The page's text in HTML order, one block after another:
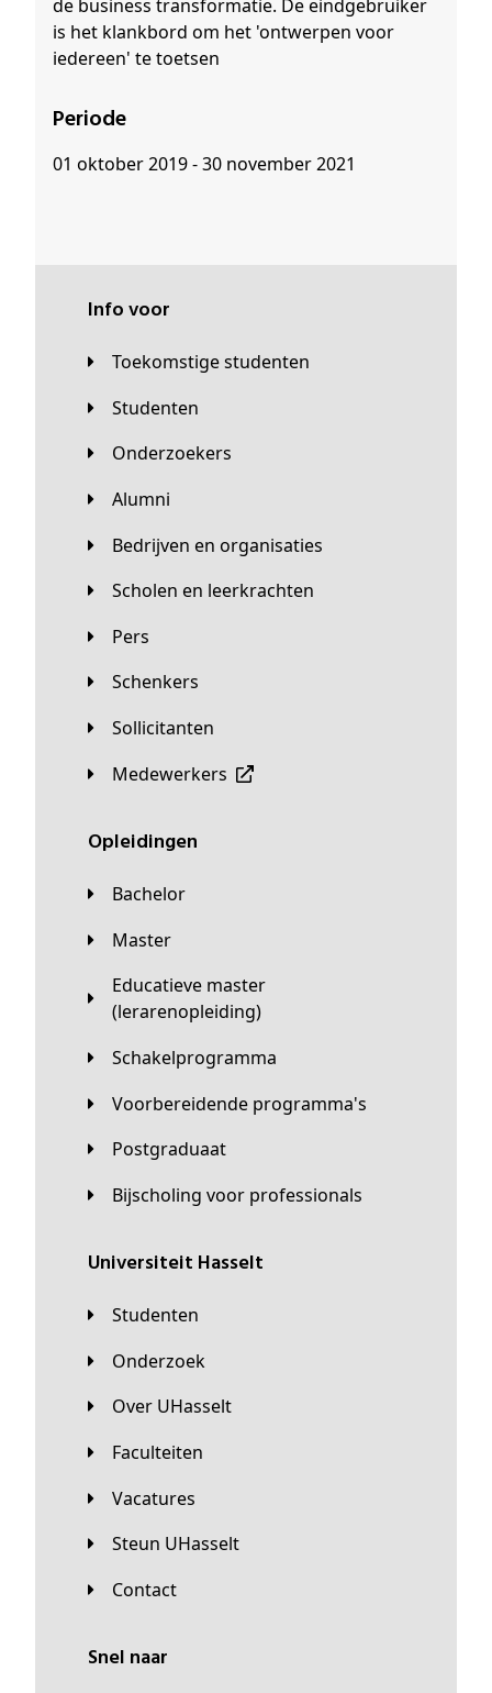
de business transformatie. De eindgebruiker
is het klankbord om het 'ontwerpen voor
iedereen' te toetsen
Periode
01 oktober 2019 - 30 november 2021
Info voor
Toekomstige studenten
Studenten
Onderzoekers
Alumni
Bedrijven en organisaties
Scholen en leerkrachten
Pers
Schenkers
Sollicitanten
Medewerkers
Opleidingen
Bachelor
Master
Educatieve master
(lerarenopleiding)
Schakelprogramma
Voorbereidende programma's
Postgraduaat
Bijscholing voor professionals
universiteit Hasselt
Studenten
Onderzoek
Over UHasselt
Faculteiten
Vacatures
Steun UHasselt
Contact
Snel naar